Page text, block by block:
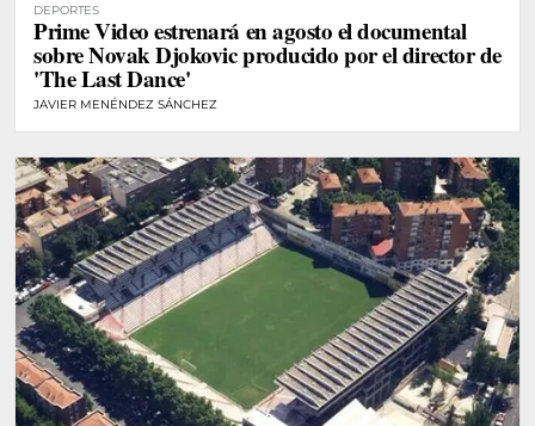
DEPORTES
Prime Video estrenará en agosto el documental
sobre Novak Djokovic producido por el director de
'The Last Dance'
JAVIER MENÉNDEZ SÁNCHEZ